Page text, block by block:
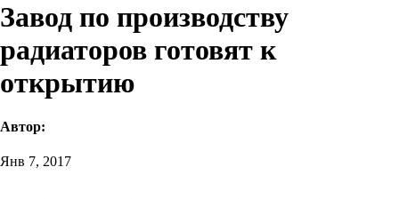
Завод по производству
радиаторов готовят к
открытию
Автор:
Янв 7, 2017